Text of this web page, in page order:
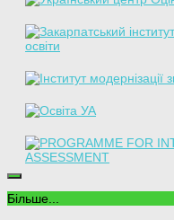
Більше...